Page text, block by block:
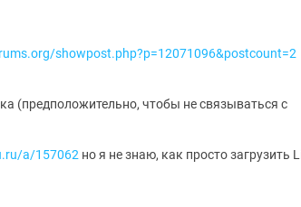
showpost.php?p=12071096&postcount=2
(предположительно, чтобы не связываться с
a/157062 но я не знаю, как просто загрузить